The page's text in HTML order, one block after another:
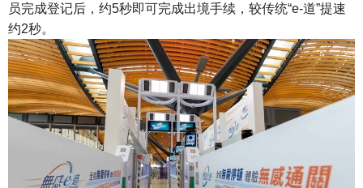
员完成登记后，约5秒即可完成出境手续，较传统“e-道”提速
约2秒。